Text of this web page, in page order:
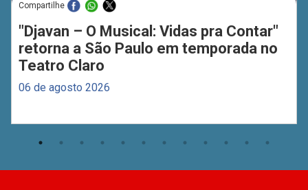
Compartilhe
"Djavan – O Musical: Vidas pra Contar"
retorna a São Paulo em temporada no
Teatro Claro
06 de agosto 2026